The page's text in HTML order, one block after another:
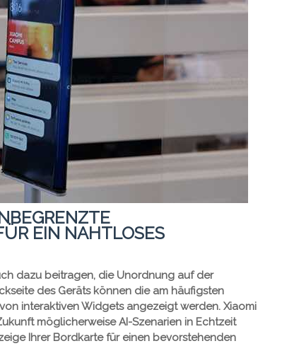
EIN NAHTLOSES
dazu beitragen, die Unordnung auf der
des Geräts können die am häufigsten
interaktiven Widgets angezeigt werden. Xiaomi
möglicherweise AI-Szenarien in Echtzeit
Ihrer Bordkarte für einen bevorstehenden